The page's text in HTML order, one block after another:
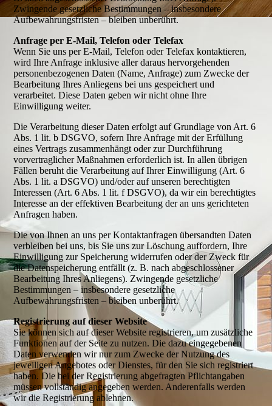
Zwingende gesetzliche Bestimmungen – insbesondere
Aufbewahrungsfristen – bleiben unberührt.
Anfrage per E-Mail, Telefon oder Telefax
Wenn Sie uns per E-Mail, Telefon oder Telefax kontaktieren,
wird Ihre Anfrage inklusive aller daraus hervorgehenden
personenbezogenen Daten (Name, Anfrage) zum Zwecke der
Bearbeitung Ihres Anliegens bei uns gespeichert und
verarbeitet. Diese Daten geben wir nicht ohne Ihre
Einwilligung weiter.
Die Verarbeitung dieser Daten erfolgt auf Grundlage von Art. 6
Abs. 1 lit. b DSGVO, sofern Ihre Anfrage mit der Erfüllung
eines Vertrags zusammenhängt oder zur Durchführung
vorvertraglicher Maßnahmen erforderlich ist. In allen übrigen
Fällen beruht die Verarbeitung auf Ihrer Einwilligung (Art. 6
Abs. 1 lit. a DSGVO) und/oder auf unseren berechtigten
Interessen (Art. 6 Abs. 1 lit. f DSGVO), da wir ein berechtigtes
Interesse an der effektiven Bearbeitung der an uns gerichteten
Anfragen haben.
Die von Ihnen an uns per Kontaktanfragen übersandten Daten
verbleiben bei uns, bis Sie uns zur Löschung auffordern, Ihre
Einwilligung zur Speicherung widerrufen oder der Zweck für
die Datenspeicherung entfällt (z. B. nach abgeschlossener
Bearbeitung Ihres Anliegens). Zwingende gesetzliche
Bestimmungen – insbesondere gesetzliche
Aufbewahrungsfristen – bleiben unberührt.
Registrierung auf dieser Website
Sie können sich auf dieser Website registrieren, um zusätzliche
Funktionen auf der Seite zu nutzen. Die dazu eingegebenen
Daten verwenden wir nur zum Zwecke der Nutzung des
jeweiligen Angebotes oder Dienstes, für den Sie sich registriert
haben. Die bei der Registrierung abgefragten Pflichtangaben
müssen vollständig angegeben werden. Anderenfalls werden
wir die Registrierung ablehnen.